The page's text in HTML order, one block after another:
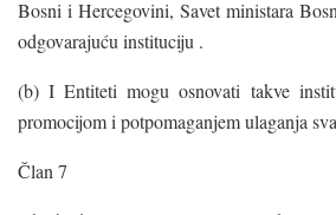
Bosni i Hercegovini, Savet ministara
odgovarajuću instituciju .
(b) I Entiteti mogu osnovati takve
promocijom i potpomaganjem ulaganja
Član 7